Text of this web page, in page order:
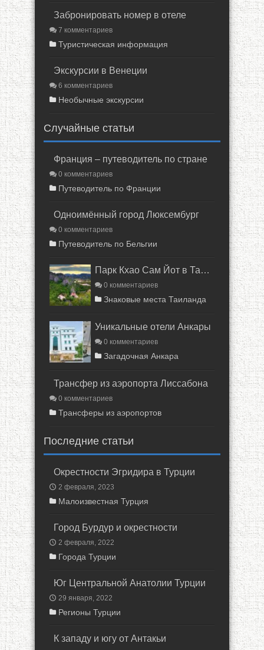
Забронировать номер в отеле
7 комментариев
Туристическая информация
Экскурсии в Венеции
6 комментариев
Необычные экскурсии
Случайные статьи
Франция – путеводитель по стране
0 комментариев
Путеводитель по Франции
Одноимённый город Люксембург
0 комментариев
Путеводитель по Бельгии
Парк Кхао Сам Йот в Таиланде
0 комментариев
Знаковые места Таиланда
Уникальные отели Анкары
0 комментариев
Загадочная Анкара
Трансфер из аэропорта Лиссабона
0 комментариев
Трансферы из аэропортов
Последние статьи
Окрестности Эгридира в Турции
2 февраля, 2023
Малоизвестная Турция
Город Бурдур и окрестности
2 февраля, 2022
Города Турции
Юг Центральной Анатолии Турции
29 января, 2022
Регионы Турции
К западу и югу от Антакьи